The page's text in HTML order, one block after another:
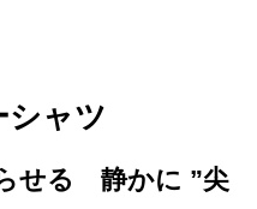
シャツ
せる 静かに ”尖